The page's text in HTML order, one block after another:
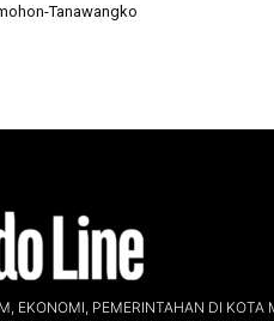
Tanawangko
EKONOMI, PEMERINTAHAN DI KOTA